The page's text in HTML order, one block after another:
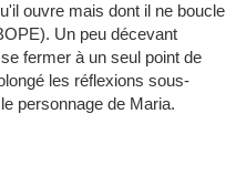
ouvre mais dont il ne boucle
Un peu décevant
fermer à un seul point de
les réflexions sous-
personnage de Maria.